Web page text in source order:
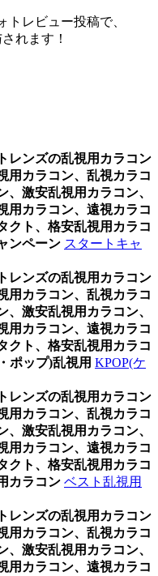
トレビュー投稿で、
れます！
レンズの乱視用カラコン
用カラコン、乱視カラコ
、激安乱視用カラコン、
用カラコン、遠視カラコ
クト、格安乱視用カラコ
ンペーン スタートキャ
レンズの乱視用カラコン
用カラコン、乱視カラコ
、激安乱視用カラコン、
用カラコン、遠視カラコ
クト、格安乱視用カラコ
ポップ)乱視用 KPOP(ケ
レンズの乱視用カラコン
用カラコン、乱視カラコ
、激安乱視用カラコン、
用カラコン、遠視カラコ
クト、格安乱視用カラコ
カラコン ベスト乱視用
レンズの乱視用カラコン
用カラコン、乱視カラコ
、激安乱視用カラコン、
用カラコン、遠視カラコ